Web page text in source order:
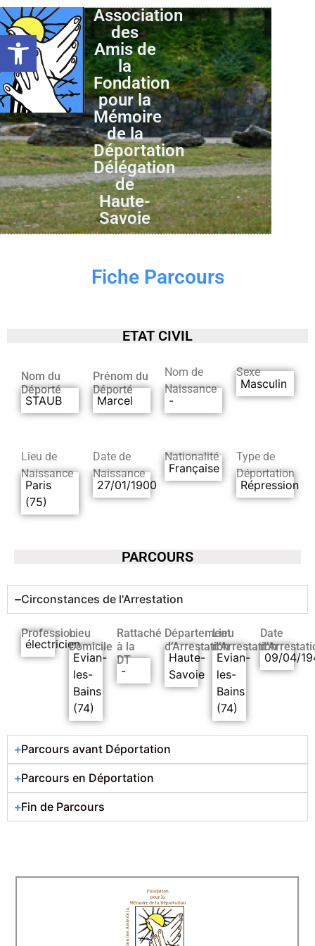
Ouvrir la barre d’outils
Association
des
Amis de
la
Fondation
pour la
Mémoire
de la
Déportation
Délégation
de
Haute-
Savoie
Fiche Parcours
ETAT CIVIL
Nom du
Déporté
STAUB
Prénom du
Déporté
Marcel
Nom de
Naissance
-
Sexe
Masculin
Lieu de
Naissance
Paris
(75)
Date de
Naissance
27/01/1900
Nationalité
Française
Type de
Déportation
Répression
PARCOURS
Circonstances de l'Arrestation
Profession
électricien
Lieu
Domicile
Evian-
les-
Bains
(74)
Rattaché
à la
DT
-
Département
d’Arrestation
Haute-
Savoie
Lieu
d’Arrestation
Evian-
les-
Bains
(74)
Date
09/04/
Parcours avant Déportation
Parcours en Déportation
Fin de Parcours